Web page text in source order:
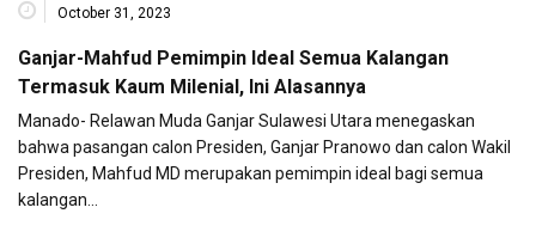
October 31, 2023
Ganjar-Mahfud Pemimpin Ideal Semua Kalangan
Termasuk Kaum Milenial, Ini Alasannya
Manado- Relawan Muda Ganjar Sulawesi Utara menegaskan
bahwa pasangan calon Presiden, Ganjar Pranowo dan calon Wakil
Presiden, Mahfud MD merupakan pemimpin ideal bagi semua
kalangan…